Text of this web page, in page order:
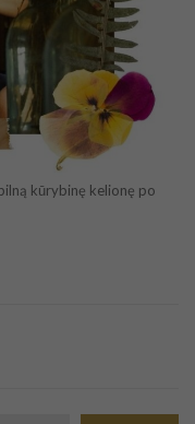
kūrybinę kelionę po